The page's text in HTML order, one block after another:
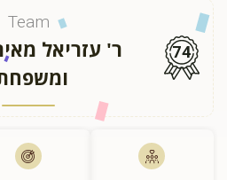
Team
ר' עזריאל
74